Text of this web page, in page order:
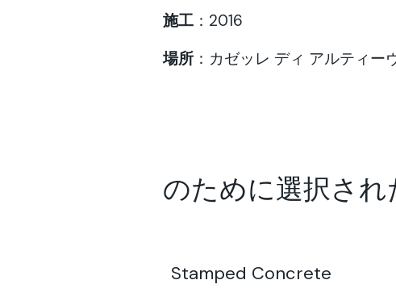
施工 ：2016
場所 ：カゼッレ ディ アルティー
のために選択さ
Stamped Concrete